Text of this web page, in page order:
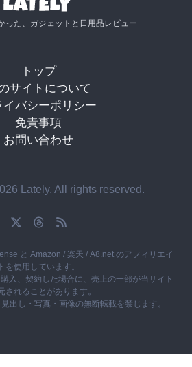
った、ガジェットと日用品レビュー
トップ
サイトについて
イバシーポリシー
免責事項
お問い合わせ
Lately. All rights reserved.
と Amazon / 楽天 / A8.net のアフィリエイ
トを使用しています。
入、契約した場合に、売上の一部が当サイト
されることがあります。
出し・写真・画像の無断転載を禁じます。